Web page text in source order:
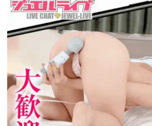
live.tv/LiveChat/acs.php?
si=jwchatt&pid=MLA5661_0003&pa=lp33.php